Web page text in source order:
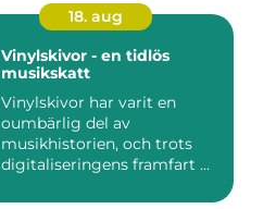
18. aug
Vinylskivor - en tidlös
musikskatt
Vinylskivor har varit en
oumbärlig del av
musikhistorien, och trots
digitaliseringens framfart ...